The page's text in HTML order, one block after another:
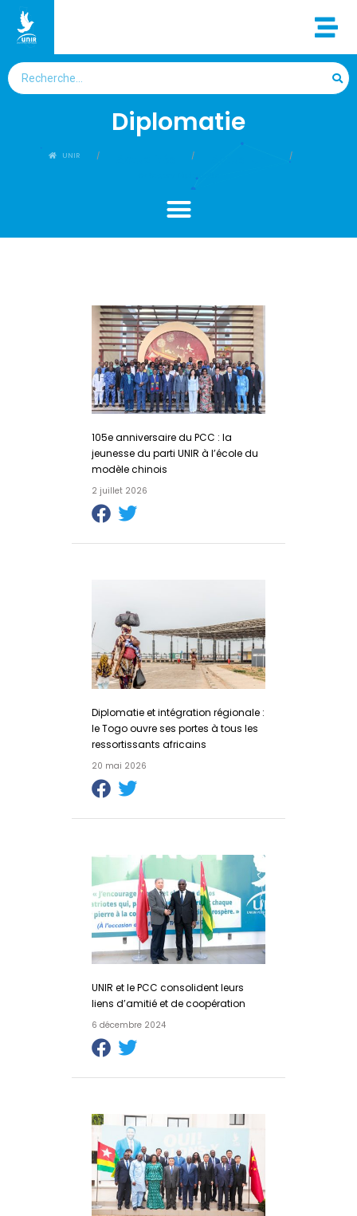
Diplomatie
UNIR
105e anniversaire du PCC : la
jeunesse du parti UNIR à l’école du
modèle chinois
2 juillet 2026
Diplomatie et intégration régionale :
le Togo ouvre ses portes à tous les
ressortissants africains
20 mai 2026
UNIR et le PCC consolident leurs
liens d’amitié et de coopération
6 décembre 2024